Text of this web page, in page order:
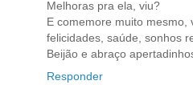
Melhoras pra ela, viu?
E comemore muito
felicidades, saúde, sonhos
Beijão e abraço
Responder